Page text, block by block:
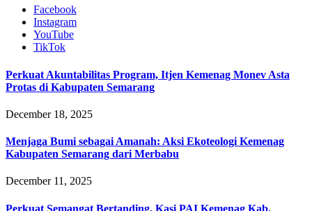
Facebook
Instagram
YouTube
TikTok
Perkuat Akuntabilitas Program, Itjen Kemenag Monev Asta
Protas di Kabupaten Semarang
December 18, 2025
Menjaga Bumi sebagai Amanah: Aksi Ekoteologi Kemenag
Kabupaten Semarang dari Merbabu
December 11, 2025
Perkuat Semangat Bertanding, Kasi PAI Kemenag Kab.